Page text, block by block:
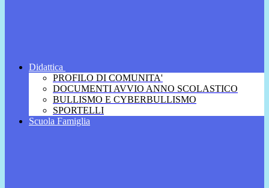
Didattica
PROFILO DI COMUNITA'
DOCUMENTI AVVIO ANNO SCOLASTICO
BULLISMO E CYBERBULLISMO
SPORTELLI
Scuola Famiglia